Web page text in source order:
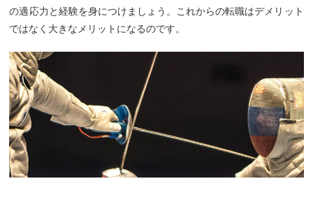
の適応力と経験を身につけましょう。これからの転職はデメリット
ではなく大きなメリットになるのです。